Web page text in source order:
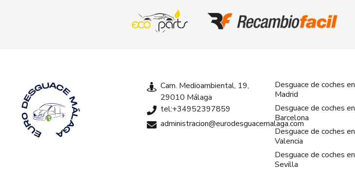
Cam. Medioambiental, 19,
29010 Málaga
tel:+34952397859
administracion@eurodesguacemalaga.com
Desguace de coches en
Madrid
Desguace de coches en
Barcelona
Desguace de coches en
Valencia
Desguace de coches en
Sevilla